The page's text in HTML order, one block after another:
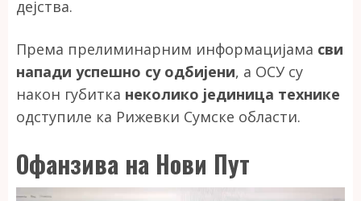
дејства.
Према прелиминарним информацијама сви
напади успешно су одбијени, а ОСУ су
након губитка неколико јединица технике
одступиле ка Рижевки Сумске области.
Офанзива на Нови Пут